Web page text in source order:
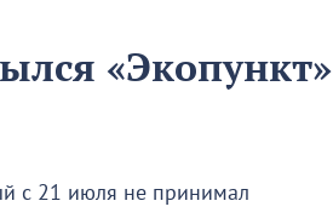
«Экопункт»
с 21 июля не принимал